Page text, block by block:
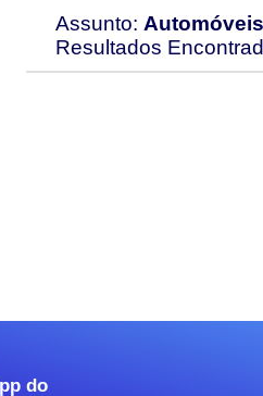
Assunto: Automóveis
Resultados
do